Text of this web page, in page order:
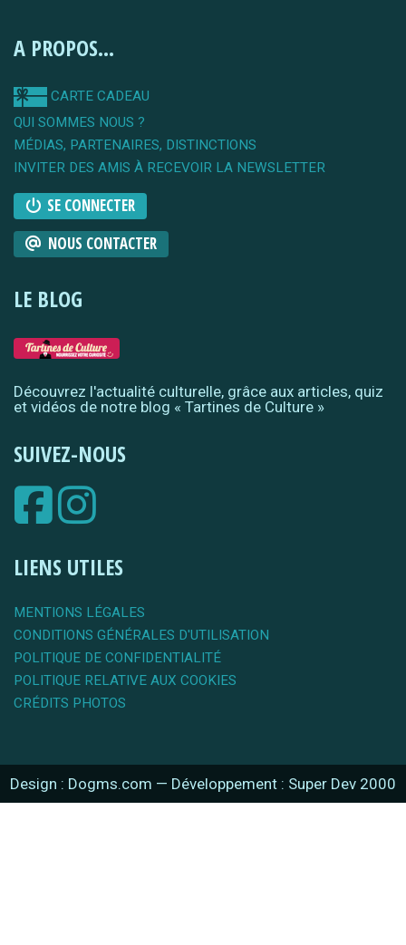
A PROPOS...
CARTE CADEAU
QUI SOMMES NOUS ?
MÉDIAS, PARTENAIRES, DISTINCTIONS
INVITER DES AMIS À RECEVOIR LA NEWSLETTER
SE CONNECTER
NOUS CONTACTER
LE BLOG
Découvrez l'actualité culturelle, grâce aux articles, quiz
et vidéos de notre blog « Tartines de Culture »
SUIVEZ-NOUS
LIENS UTILES
MENTIONS LÉGALES
CONDITIONS GÉNÉRALES D'UTILISATION
POLITIQUE DE CONFIDENTIALITÉ
POLITIQUE RELATIVE AUX COOKIES
CRÉDITS PHOTOS
Design : Dogms.com — Développement : Super Dev 2000